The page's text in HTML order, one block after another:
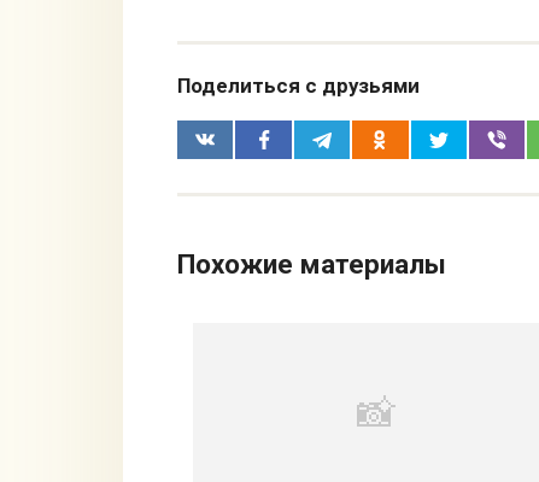
Поделиться с друзьями
Похожие материалы